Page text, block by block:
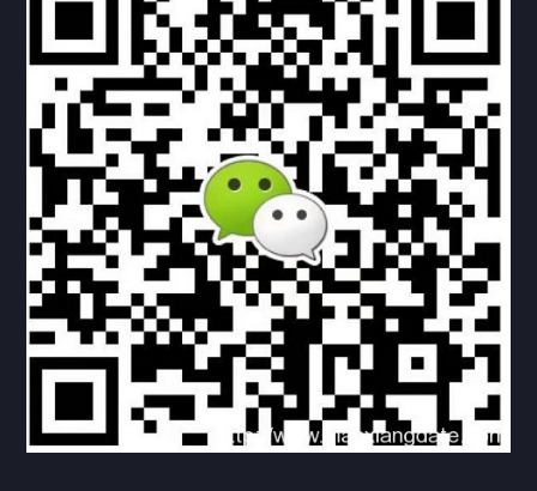
下载与支持
资料下载 视频中心
常见问题
购买流程 版权条款
北京乾行捷通荣获阿里巴巴国际站多项年度荣誉，持续引
领ICT与AI行业发展
2025/12/22 526 新闻中心 信创服务器国产服务器